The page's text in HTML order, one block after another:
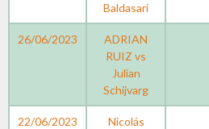
Baldasari
26/06/2023
ADRIAN
RUIZ vs
Julian
Schijvarg
22/06/2023
Nicolás